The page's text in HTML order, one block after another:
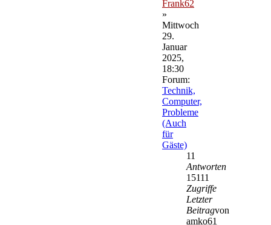
Frank62
»
Mittwoch
29.
Januar
2025,
18:30
Forum:
Technik,
Computer,
Probleme
(Auch
für
Gäste)
11
Antworten
15111
Zugriffe
Letzter
Beitragvon
amko61